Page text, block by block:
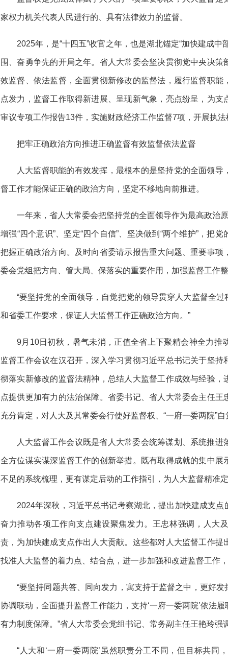
家权力机关代表人民进行的、具有法律效力的监督。
2025年，是“十四五”收官之年，也是湖北锚定“加快建成
围、奋勇争先的开局之年。省人大常委会坚决贯彻党中央决
效监督、依法监督，全面贯彻新修改的监督法，履行监督职
点发力，监督工作取得新进展、呈现新气象，亮点纷呈，为
审议专项工作报告13件，实施财政经济工作监督7项，开展执
把牢正确政治方向推进正确监督有效监督依法监督
人大监督职能的有效发挥，最根本的是坚持党的全面领
督工作才能保证正确的政治方向，坚定不移地向前推进。
一年来，省人大常委会把坚持党的全面领导作为最高政治
增强“四个意识”、坚定“四个自信”、坚决做到“两个维护”，把
把握正确政治方向。及时向省委请示报告重大问题、重要事
委会党组把方向、管大局、保落实的重要作用，加强监督工作
“要坚持党的全面领导，自觉把党的领导贯穿人大监督全
和省委工作要求，保证人大监督工作正确政治方向。”
9月10日初秋，暑气未消，正值全省上下聚精会神全力推
监督工作会议在汉召开，深入学习贯彻习近平总书记关于坚
彻落实新修改的监督法精神，总结人大监督工作成效与经验
点提供更加有力的法治保障。省委书记、省人大常委会主任
充分肯定，对人大及其常委会行使好监督权、“一府一委两院”
人大监督工作会议既是省人大常委会统筹谋划、系统推
全方位谋实谋深监督工作的创新举措。既有取得成就的集中
不足的系统梳理，更有谋定后动的工作指引，为人大监督精准
2024年深秋，习近平总书记考察湖北，提出加快建成支
奋力推动各项工作向支点建设聚焦发力。王忠林强调，人大
责，为加快建成支点作出人大贡献。这些都对人大监督工作
找准人大监督的着力点、结合点，进一步加强和改进监督工作
“要坚持同题共答、同向发力，寓支持于监督之中，更好
协调联动，全面提升监督工作能力，支持‘一府一委两院’依法
有力制度保障。”省人大常委会党组书记、常务副主任王艳玲强
“人大和‘一府一委两院’虽然职责分工不同，但目标共同